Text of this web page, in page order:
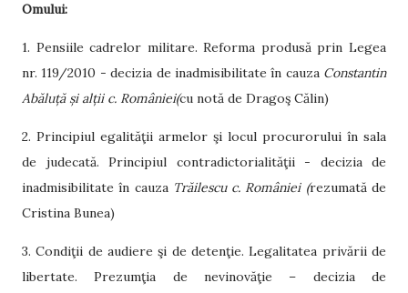
Omului:
1. Pensiile cadrelor militare. Reforma produsă prin Legea
nr. 119/2010 - decizia de inadmisibilitate în cauza Constantin
Abăluță și alții c. României(cu notă de Dragoş Călin)
2. Principiul egalităţii armelor şi locul procurorului în sala
de judecată. Principiul contradictorialităţii - decizia de
inadmisibilitate în cauza Trăilescu c. României (rezumată de
Cristina Bunea)
3. Condiţii de audiere şi de detenţie. Legalitatea privării de
libertate. Prezumţia de nevinovăţie – decizia de